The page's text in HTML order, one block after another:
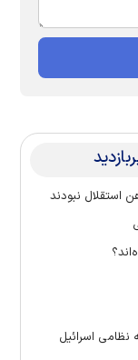
استقلال نبودند
دلاری بودجه نظامی اسرائیل